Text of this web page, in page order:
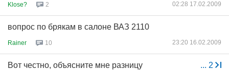
Klose? 2 02:28 17.02.2009
вопрос по брякам в салоне ВАЗ 2110
Rainer 10 23:20 16.02.2009
... 2
Вот честно, объясните мне разницу